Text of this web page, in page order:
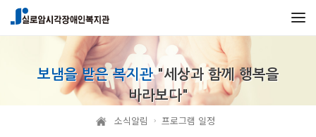
보냄을 받은 복지관"세상과 함께 행복을
바라보다"
소식알림 프로그램 일정